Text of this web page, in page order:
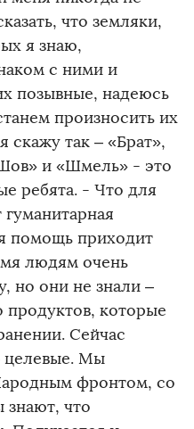
что земляки,
я знаю,
с ними и
позывные, надеюсь
произносить их
скажу так – «Брат»,
и «Шмель» - это
ребята. - Что для
помощь приходит
людям очень
но они не знали –
которые
Сейчас
целевые. Мы
фронтом, со
что